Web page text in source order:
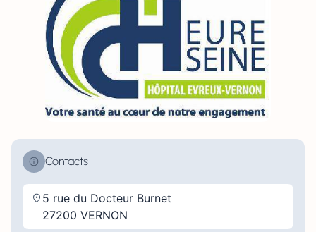
Contacts
5 rue du Docteur Burnet
27200 VERNON